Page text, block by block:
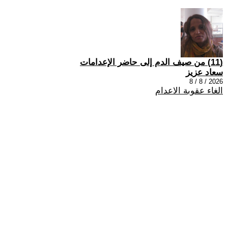
(11) من صيف الدم إلى حاضر الإعدامات
سعاد عزيز
2026 / 8 / 8
الغاء عقوبة الاعدام